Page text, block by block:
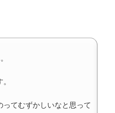
ってむずかしいなと思って